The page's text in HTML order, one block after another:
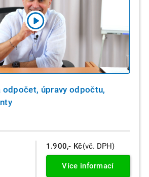
odpočet, úpravy odpočtu,
1.900,- Kč(vč. DPH)
Více informací